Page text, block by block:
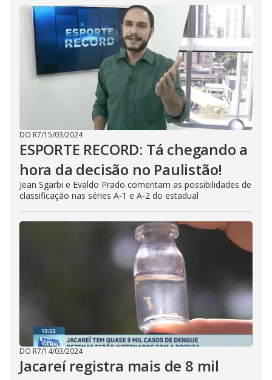
DO R7/15/03/2024
ESPORTE RECORD: Tá chegando a
hora da decisão no Paulistão!
Jean Sgarbi e Evaldo Prado comentam as possibilidades de
classificação nas séries A-1 e A-2 do estadual
DO R7/14/03/2024
Jacareí registra mais de 8 mil